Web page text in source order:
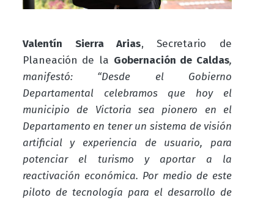
Valentín Sierra Arias, Secretario de
Planeación de la Gobernación de Caldas,
manifestó: “Desde el Gobierno
Departamental celebramos que hoy el
municipio de Victoria sea pionero en el
Departamento en tener un sistema de visión
artificial y experiencia de usuario, para
potenciar el turismo y aportar a la
reactivación económica. Por medio de este
piloto de tecnología para el desarrollo de